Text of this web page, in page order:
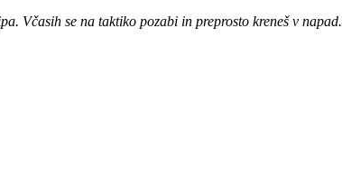
Včasih se na taktiko pozabi in preprosto kreneš v napad.